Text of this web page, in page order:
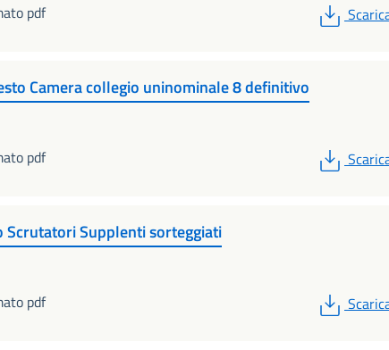
pdf
PDF
Camera collegio uninominale 8 definitivo
pdf
PDF
Scrutatori Supplenti sorteggiati
pdf
PDF